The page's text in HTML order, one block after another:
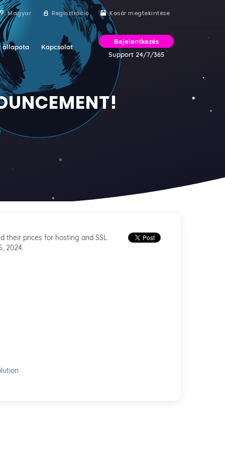
Magyar Regisztráció Kosár megtekintése
állapota Kapcsolat
Bejelentkezés
Support 24/7/365
their prices for hosting and SSL
2024.